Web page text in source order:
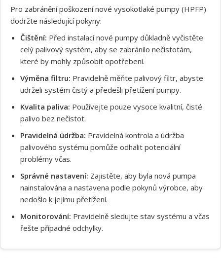
Pro zabránění poškození nové vysokotlaké pumpy (HPFP)
dodržte následující pokyny:
Čištění: Před instalací nové pumpy důkladně vyčistěte
celý palivový systém, aby se zabránilo nečistotám,
které by mohly způsobit opotřebení.
Výměna filtru: Pravidelně měňte palivový filtr, abyste
udrželi systém čistý a předešli přetížení pumpy.
Kvalita paliva: Používejte pouze vysoce kvalitní, čisté
palivo bez nečistot.
Pravidelná údržba: Pravidelná kontrola a údržba
palivového systému pomůže odhalit potenciální
problémy včas.
Správné nastavení: Zajistěte, aby byla nová pumpa
nainstalována a nastavena podle pokynů výrobce, aby
nedošlo k jejímu přetížení.
Monitorování: Pravidelně sledujte stav systému a včas
řešte případné odchylky.